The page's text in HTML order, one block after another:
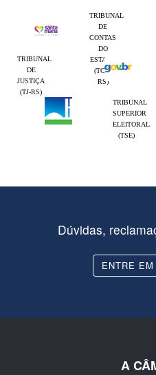
TRIBUNAL
DE
CONTAS
DO
ESTADO
(TCE-
RS)
TRIBUNAL
DE
JUSTIÇA
(TJ-RS)
TRIBUNAL
SUPERIOR
ELEITORAL
(TSE)
Dúvidas,
ENTRE EM
A